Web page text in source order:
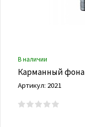
В наличии
Карманный
Артикул: 2021